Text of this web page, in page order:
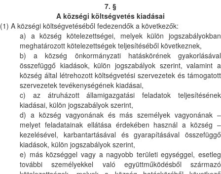
7. §
A községi költségvetés kiadásai
(1) A községi költségvetéséből fedezendők a következők:
a) a község kötelezettségei, melyek külön jogszabályokban
meghatározott kötelezettségek teljesítéséből következnek,
b) a község önkormányzati hatáskörének gyakorlásával
összefüggő kiadások, külön jogszabályok szerint, valamint a
község által létrehozott költségvetési szervezetek és támogatott
szervezetek tevékenységének kiadásai,
c) az átruházott államigazgatási feladatok teljesítésének
kiadásai, külön jogszabályok szerint,
d) a község vagyonának és más személyek vagyonának –
melyet feladatainak ellátása érdekében használ a község –
kezelésével, karbantartásával és gyarapításával összefüggő
kiadások, külön jogszabályok szerint,
e) más községgel vagy a nagyobb területi egységgel, esetleg
további személyekkel való együttműködésből származó